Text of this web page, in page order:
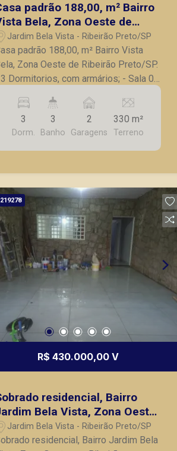
padrão 188,00, m² Bairro
Bela, Zona Oeste de
Preto/SP.
Jardim Bela Vista - Ribeirão Preto/SP
padrão 188,00, m² Bairro Vista
Zona Oeste de Ribeirão Preto/SP.
Dormitorios, com armários; - Sala 02
- 3 Banheiros; - Cozinha rica
em armários; - Área de serviço; - Área
gourmet, com churrasqueira; - 2 Vagas
de garagem; A Piramid tem como
atender seus clientes com
nos principais lançamentos da
de Ribeirão Preto.
3
Dorm.
3
Banho
2
Garagens
330 m²
Terreno
219278
R$ 430.000,00 V
residencial, Bairro
Bela Vista, Zona Oeste,
Ribeirão Preto/SP;
Jardim Bela Vista - Ribeirão Preto/SP
residencial, Bairro Jardim Bela